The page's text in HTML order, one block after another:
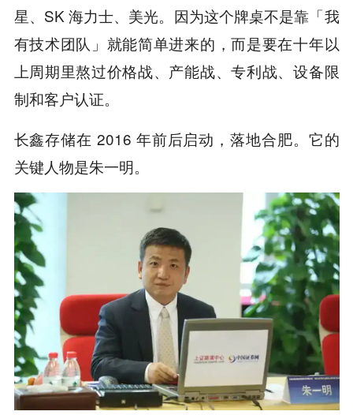
星、SK 海力士、美光。因为这个牌桌不是靠「我
有技术团队」就能简单进来的，而是要在十年以
上周期里熬过价格战、产能战、专利战、设备限
制和客户认证。
长鑫存储在 2016 年前后启动，落地合肥。它的
关键人物是朱一明。